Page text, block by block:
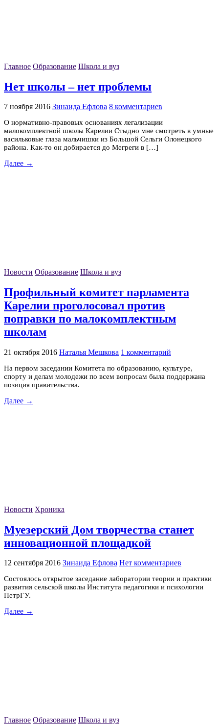
Главное Образование Школа и вуз
Нет школы – нет проблемы
7 ноября 2016 Зинаида Ефлова 8 комментариев
О нормативно-правовых основаниях легализации
малокомплектной школы Карелии Стыдно мне смотреть в умные
васильковые глаза мальчишки из Большой Сельги Олонецкого
района. Как-то он добирается до Мегреги в […]
Далее →
Новости Образование Школа и вуз
Профильный комитет парламента
Карелии проголосовал против
поправки по малокомплектным
школам
21 октября 2016 Наталья Мешкова 1 комментарий
На первом заседании Комитета по образованию, культуре,
спорту и делам молодежи по всем вопросам была поддержана
позиция правительства.
Далее →
Новости Хроника
Муезерский Дом творчества станет
инновационной площадкой
12 сентября 2016 Зинаида Ефлова Нет комментариев
Состоялось открытое заседание лаборатории теории и практики
развития сельской школы Института педагогики и психологии
ПетрГУ.
Далее →
Главное Образование Школа и вуз